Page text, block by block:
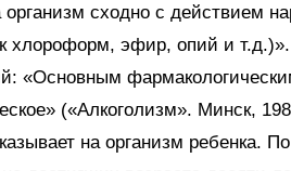
сходно с действием
хлороформ, эфир, опий и т.д.)».
«Основным
(«Алкоголизм». Минск,
на организм ребенка.